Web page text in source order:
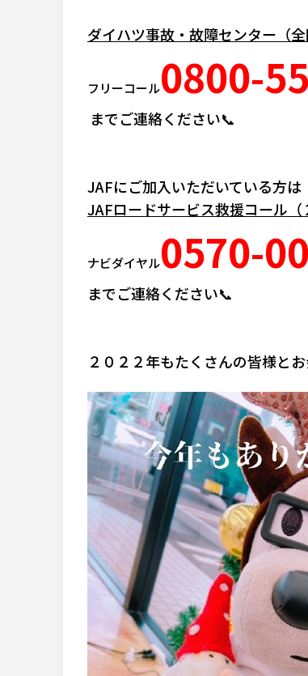
ダイハツ事故・故障センター（
フリーコール0800-
までご連絡ください📞
JAFにご加入いただいている方は
JAFロードサービス救援コール（
ナビダイヤル0570-
までご連絡ください📞
２０２２年もたくさんの皆様と